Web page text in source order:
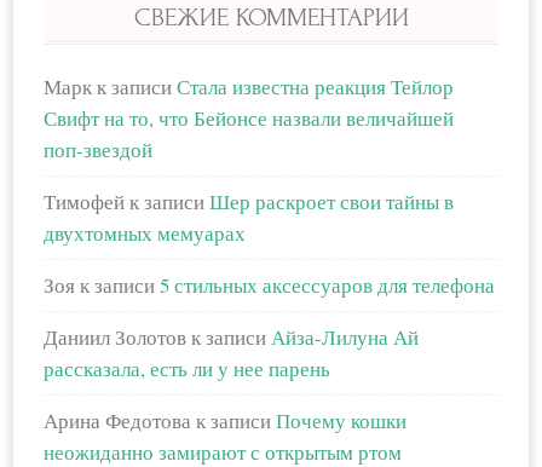
СВЕЖИЕ КОММЕНТАРИИ
Маркк записиСтала известна реакция Тейлор
Свифт на то, что Бейонсе назвали величайшей
поп-звездой
Тимофейк записиШер раскроет свои тайны в
двухтомных мемуарах
Зояк записи5 стильных аксессуаров для телефона
Даниил Золотовк записиАйза-Лилуна Ай
рассказала, есть ли у нее парень
Арина Федотова к записиПочему кошки
неожиданно замирают с открытым ртом